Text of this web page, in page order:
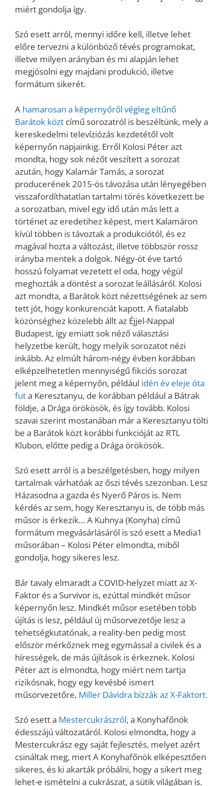
miért gondolja így.
Szó esett arról, mennyi időre kell, illetve lehet
előre tervezni a különböző tévés programokat,
illetve milyen arányban és mi alapján lehet
megjósolni egy majdani produkció, illetve
formátum sikerét.
A hamarosan a képernyőről végleg eltűnő
Barátok közt című sorozatról is beszéltünk, mely a
kereskedelmi televíziózás kezdetétől volt
képernyőn napjainkig. Erről Kolosi Péter azt
mondta, hogy sok nézőt veszített a sorozat
azután, hogy Kalamár Tamás, a sorozat
producerének 2015-ös távozása után lényegében
visszafordíthatatlan tartalmi törés következett be
a sorozatban, mivel egy idő után más lett a
történet az eredetihez képest, mert Kalamáron
kívül többen is távoztak a produkciótól, és ez
magával hozta a változást, illetve többször rossz
irányba mentek a dolgok. Négy-öt éve tartó
hosszú folyamat vezetett el oda, hogy végül
meghozták a döntést a sorozat leállásáról. Kolosi
azt mondta, a Barátok közt nézettségének az sem
tett jót, hogy konkurenciát kapott. A fiatalabb
közönséghez közelebb állt az Éjjel-Nappal
Budapest, így emiatt sok néző választási
helyzetbe került, hogy melyik sorozatot nézi
inkább. Az elmúlt három-négy évben korábban
elképzelhetetlen mennyiségű fikciós sorozat
jelent meg a képernyőn, például idén év eleje óta
futa Keresztanyu, de korábban például a Bátrak
földje, a Drága örökösök, és így tovább. Kolosi
szavai szerint mostanában már a Keresztanyu tölti
be a Barátok közt korábbi funkcióját az RTL
Klubon, előtte pedig a Drága örökösök.
Szó esett arról is a beszélgetésben, hogy milyen
tartalmak várhatóak az őszi tévés szezonban. Lesz
Házasodna a gazda és Nyerő Páros is. Nem
kérdés az sem, hogy Keresztanyu is, de több más
műsor is érkezik… A Kuhnya (Konyha) című
formátum megvásárlásáról is szó esett a Media1
műsorában – Kolosi Péter elmondta, miből
gondolja, hogy sikeres lesz.
Bár tavaly elmaradt a COVID-helyzet miatt az X-
Faktor és a Survivor is, ezúttal mindkét műsor
képernyőn lesz. Mindkét műsor esetében több
újítás is lesz, például új műsorvezetője lesz a
tehetségkutatónak, a reality-ben pedig most
először mérkőznek meg egymással a civilek és a
hírességek, de más újítások is érkeznek. Kolosi
Péter azt is elmondta, hogy miért nem tartja
rizikósnak, hogy egy kevésbé ismert
műsorvezetőre, Miller Dávidra bízzák az X-Faktort.
Szó esett a Mestercukrászról, a Konyhafőnök
édesszájú változatáról. Kolosi elmondta, hogy a
Mestercukrász egy saját fejlesztés, melyet azért
csináltak meg, mert A Konyhafőnök elképesztően
sikeres, és ki akarták próbálni, hogy a sikert meg
lehet-e ismételni a cukrászat, a sütik világában is.